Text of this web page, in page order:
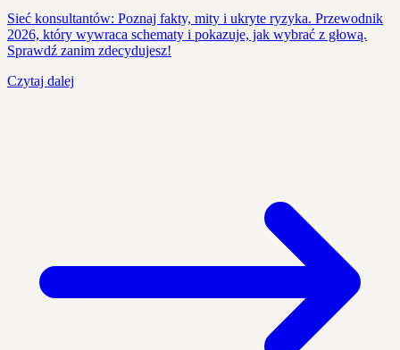
Sieć konsultantów: Poznaj fakty, mity i ukryte ryzyka. Przewodnik
2026, który wywraca schematy i pokazuje, jak wybrać z głową.
Sprawdź zanim zdecydujesz!
Czytaj dalej